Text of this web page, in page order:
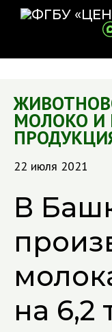
МОЛОКО И
22 июля 2021
В
на 6,2